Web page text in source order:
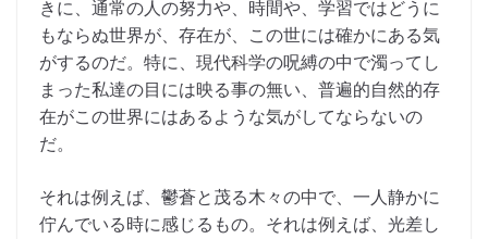
きに、通常の人の努力や、時間や、学習ではどうに
もならぬ世界が、存在が、この世には確かにある気
がするのだ。特に、現代科学の呪縛の中で濁ってし
まった私達の目には映る事の無い、普遍的自然的存
在がこの世界にはあるような気がしてならないの
だ。
それは例えば、鬱蒼と茂る木々の中で、一人静かに
佇んでいる時に感じるもの。それは例えば、光差し